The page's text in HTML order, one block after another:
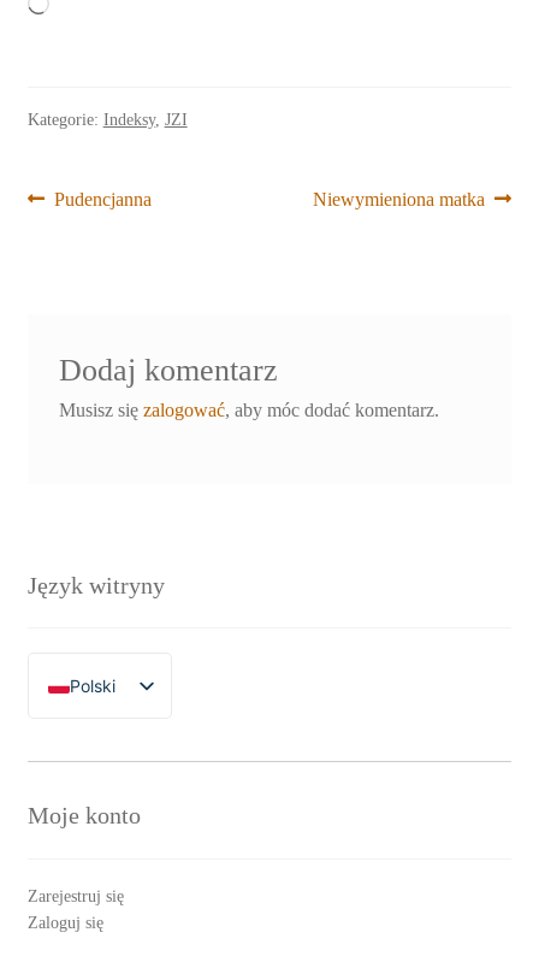
Wczytywanie…
Kategorie: Indeksy, JZI
Nawigacja
Poprzedni
Pudencjanna
Następny
Niewymieniona matka
Dodaj komentarz
Musisz się zalogować, aby móc dodać komentarz.
Język witryny
Polski
English
Moje konto
Zarejestruj się
Zaloguj się